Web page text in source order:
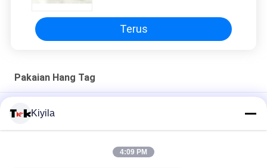
Terus
Pakaian Hang Tag
untuk Pakaian
Kartu Kertas Hitam Dilipat Pakaian Hang Tag Ramah
Lingkungan Tinta Cetak Logo Putih
Kiyila
4:09 PM